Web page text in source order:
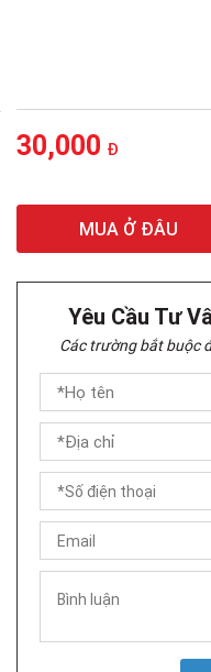
30,000 Đ
MUA Ở ĐÂU
Yêu Cầu Tư
Các trường bắt buộc